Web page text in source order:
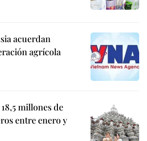
acuerdan
agrícola
millones de
entre enero y